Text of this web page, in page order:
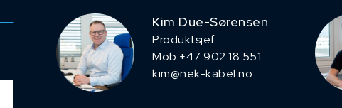
Kim Due-Sørensen
Produktsjef
​Mob:+47 902 18 551
kim@nek-kabel.no